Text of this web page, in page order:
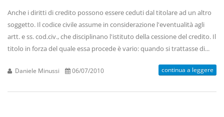
Anche i diritti di credito possono essere ceduti dal titolare ad un altro
soggetto. Il codice civile assume in considerazione l'eventualità agli
artt. e ss. cod.civ., che disciplinano l'istituto della cessione del credito. Il
titolo in forza del quale essa procede è vario: quando si trattasse di...
Daniele Minussi 06/07/2010 continua a leggere